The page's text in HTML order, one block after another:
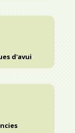
d'avui